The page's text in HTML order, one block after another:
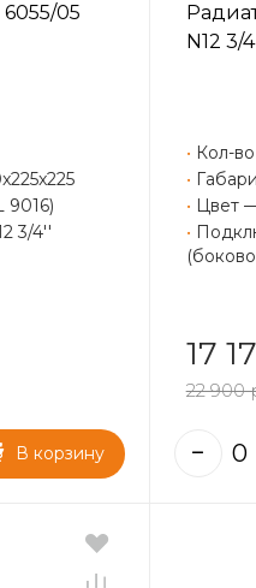
05
9016)
3/4''
В корзину
N12 3/
• Кол-
•
• Цвет
•
17
22 900